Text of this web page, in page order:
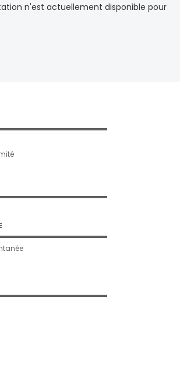
n'est actuellement disponible pour